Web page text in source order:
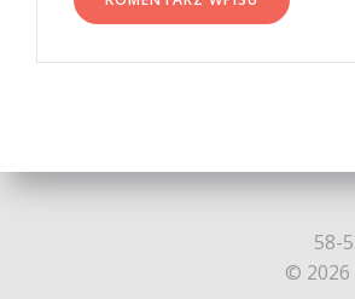
58-
© 2026